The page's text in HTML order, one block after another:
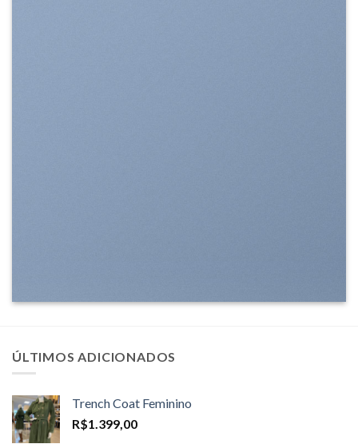
ÚLTIMOS ADICIONADOS
Trench Coat Feminino
R$1.399,00